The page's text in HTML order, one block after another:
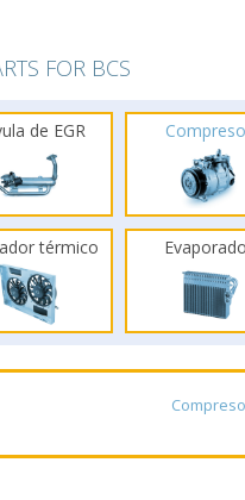
FOR BCS
de EGR
térmico